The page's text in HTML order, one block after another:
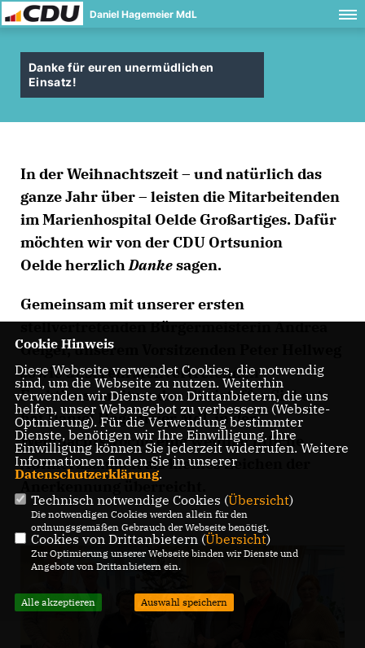
Daniel Hagemeier MdL
Danke für euren unermüdlichen
Einsatz!
In der Weihnachtszeit – und natürlich das
ganze Jahr über – leisten die Mitarbeitenden
im Marienhospital Oelde Großartiges. Dafür
möchten wir von der CDU Ortsunion
OeldeherzlichDankesagen.
Gemeinsam mit unserer ersten
stellvertretenden Bürgermeisterin Andrea
Geiger, unserem Vorsitzenden Peter Hellweg
sowie unserem stellvertretenden
Fraktionsvorsitzenden Christoffer Siebert
hat Daniel Hagemeier MdL in der
Weihnachtswoche eine weihnachtliche
Aufmerksamkeit als kleines Zeichen der
Anerkennung überreicht.
Cookie Hinweis
Diese Webseite verwendet Cookies, die notwendig
sind, um die Webseite zu nutzen. Weiterhin
verwenden wir Dienste von Drittanbietern, die uns
helfen, unser Webangebot zu verbessern (Website-
Optmierung). Für die Verwendung bestimmter
Dienste, benötigen wir Ihre Einwilligung. Ihre
Einwilligung können Sie jederzeit widerrufen. Weitere
Informationen finden Sie in unserer
Datenschutzerklärung.
Technisch notwendige Cookies (Übersicht)
Die notwendigen Cookies werden allein für den
ordnungsgemäßen Gebrauch der Webseite benötigt.
Cookies von Drittanbietern (Übersicht)
Zur Optimierung unserer Webseite binden wir Dienste und
Angebote von Drittanbietern ein.
Alle akzeptieren Auswahl speichern